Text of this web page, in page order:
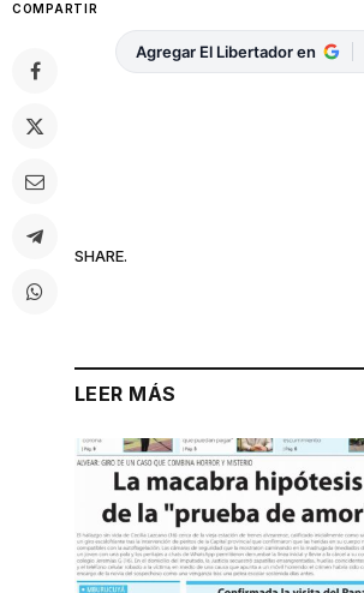
COMPARTIR
Agregar El Libertador en
SHARE.
LEER MÁS